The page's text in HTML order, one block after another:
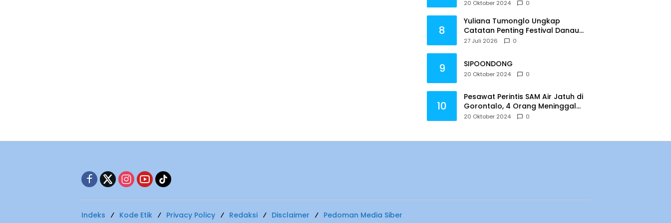
20 Oktober 2024 0
8
Yuliana Tumonglo Ungkap
Catatan Penting Festival Danau
Lindu: Parkir hingga Toilet Harus
27 Juli 2026 0
9 SIPOONDONG
20 Oktober 2024 0
10
Pesawat Perintis SAM Air Jatuh di
Gorontalo, 4 Orang Meninggal
Dunia
20 Oktober 2024 0
Indeks Kode Etik Privacy Policy Redaksi Disclaimer Pedoman Media Siber